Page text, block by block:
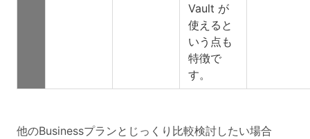
Vault が
使えると
いう点も
特徴で
す。
他のBusinessプランとじっくり比較検討したい場合